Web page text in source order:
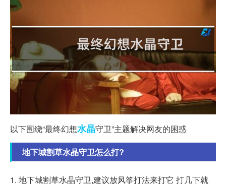
以下围绕“最终幻想水晶守卫”主题解决网友的困惑
地下城割草水晶守卫怎么打?
1. 地下城割草水晶守卫,建议放风筝打法来打它 打几下就